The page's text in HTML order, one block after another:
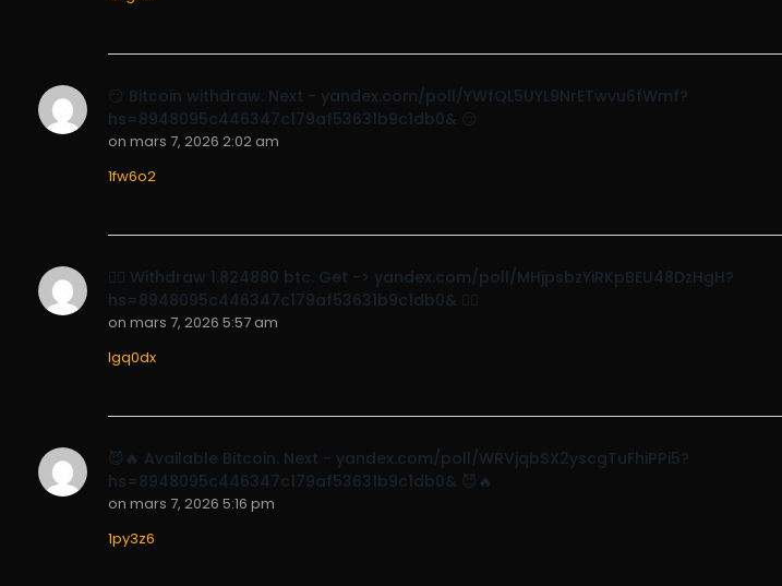
😏 Bitcoin withdraw. Next - yandex.com/poll/YWfQL5UYL9NrETwvu6fWmf?
hs=8948095c446347c179af53631b9c1db0& 😏
on mars 7, 2026 2:02 am
1fw6o2
🙇‍♀️ Withdraw 1.824880 btc. Get -> yandex.com/poll/MHjpsbzYiRKpBEU48DzHgH?
hs=8948095c446347c179af53631b9c1db0& 🙇‍♀️
on mars 7, 2026 5:57 am
lgq0dx
😈🔥 Available Bitcoin. Next - yandex.com/poll/WRVjqbSX2yscgTuFhiPPi5?
hs=8948095c446347c179af53631b9c1db0& 😈🔥
on mars 7, 2026 5:16 pm
1py3z6